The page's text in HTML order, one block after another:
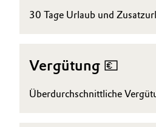
Metals & Mining
30 Tage Urlaub und
Vergütung 💶
Überdurchschnittliche